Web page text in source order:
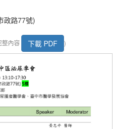
政路77號)
整內容 下載 PDF )